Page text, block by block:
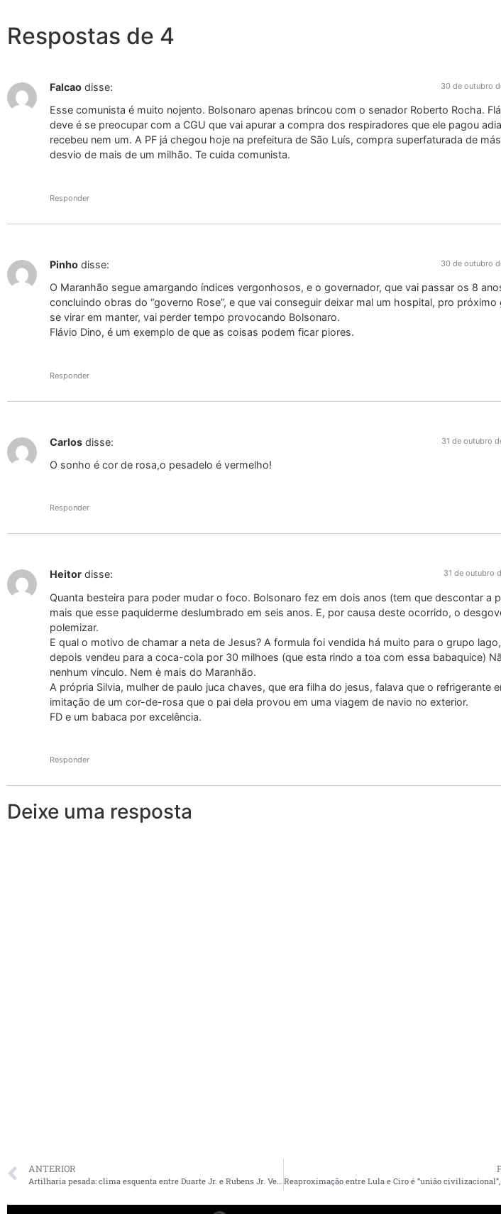
Respostas de 4
Falcao disse: 30 de outubro
Esse comunista é muito nojento. Bolsonaro apenas brincou com o senador Roberto Rocha.
deve é se preocupar com a CGU que vai apurar a compra dos respiradores que ele pagou
recebeu nem um. A PF já chegou hoje na prefeitura de São Luís, compra superfaturada de
desvio de mais de um milhão. Te cuida comunista.
Responder
Pinho disse: 30 de outubro
O Maranhão segue amargando índices vergonhosos, e o governador, que vai passar os 8
concluindo obras do “governo Rose”, e que vai conseguir deixar mal um hospital, pro próximo
se virar em manter, vai perder tempo provocando Bolsonaro.
Flávio Dino, é um exemplo de que as coisas podem ficar piores.
Responder
Carlos disse: 31 de outubro
O sonho é cor de rosa,o pesadelo é vermelho!
Responder
Heitor disse: 31 de outubro
Quanta besteira para poder mudar o foco. Bolsonaro fez em dois anos (tem que descontar a
mais que esse paquiderme deslumbrado em seis anos. E, por causa deste ocorrido, o
polemizar.
E qual o motivo de chamar a neta de Jesus? A formula foi vendida há muito para o grupo
depois vendeu para a coca-cola por 30 milhoes (que esta rindo a toa com essa babaquice)
nenhum vinculo. Nem ė mais do Maranhão.
A própria Silvia, mulher de paulo juca chaves, que era filha do jesus, falava que o refrigerante
imitação de um cor-de-rosa que o pai dela provou em uma viagem de navio no exterior.
FD e um babaca por excelência.
Responder
Deixe uma resposta
ANTERIOR
Artilharia pesada: clima esquenta entre Duarte Jr. e Rubens Jr. Veja os vídeos